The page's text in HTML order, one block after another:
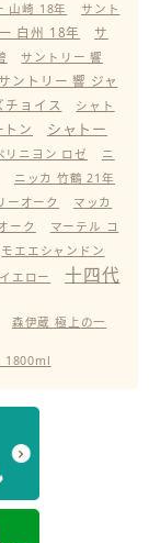
山崎 18年
サント
白州 18年
サ
サントリー 響
ントリー 響 ジャ
チョイス
シャト
トン
シャトー
リニヨン ロゼ
ニ
ニッカ 竹鶴 21年
ーオーク
マッカ
ーク
マーテル コ
モエエシャンドン
エロー
十四代
森伊蔵 極上の一
1800ml